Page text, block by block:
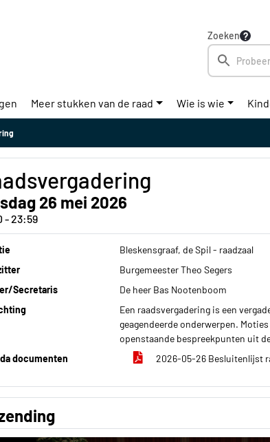
Zoeken
Meer stukken van de raad Wie is wie
26 mei 2026
- 23:59
Bleskensgraaf, de Spil - raadzaal
Burgemeester Theo Segers
Secretaris
De heer Bas Nootenboom
Een raadsvergadering is een
geagendeerde onderwerpen.
openstaande bespreekpunten uit
documenten
2026-05-26 Besluitenlijst